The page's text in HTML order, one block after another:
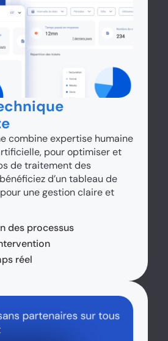
combine expertise humaine
pour optimiser et
de traitement des
d’un tableau de
une gestion claire et
des processus
réel